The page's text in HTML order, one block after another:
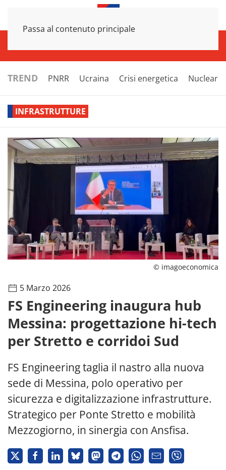
Passa al contenuto principale
TREND PNRR Ucraina Crisi energetica Nucleare
INFRASTRUTTURE
© imagoeconomica
5 Marzo 2026
FS Engineering inaugura hub
Messina: progettazione hi-tech
per Stretto e corridoi Sud
FS Engineering taglia il nastro alla nuova
sede di Messina, polo operativo per
sicurezza e digitalizzazione infrastrutture.
Strategico per Ponte Stretto e mobilità
Mezzogiorno, in sinergia con Ansfisa.